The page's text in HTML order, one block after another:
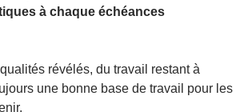
à chaque échéances
révélés, du travail restant à
une bonne base de travail pour les